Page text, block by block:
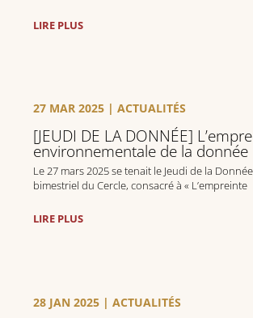
turbulences transatlantiques : une
LIRE PLUS
[JEUDI DE LA DONNÉE]
environnementale de la donnée
27 MAR 2025 |ACTUALITÉS
Le 27 mars 2025 se tenait le Jeudi de la
bimestriel du Cercle, consacré à « L’empreinte
LIRE PLUS
28 JAN 2025 |ACTUALITÉS